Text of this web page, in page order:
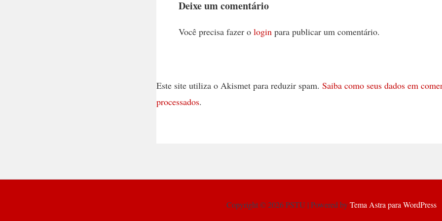
Deixe um comentário
Você precisa fazer o login para publicar um comentário.
Este site utiliza o Akismet para reduzir spam. Saiba como seus dados em
processados.
Copyright © 2026 PSTU | Powered byTema Astra para WordPress